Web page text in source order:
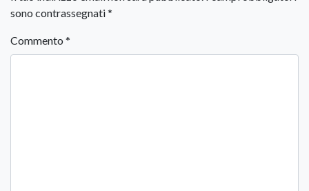
sono contrassegnati*
Commento *